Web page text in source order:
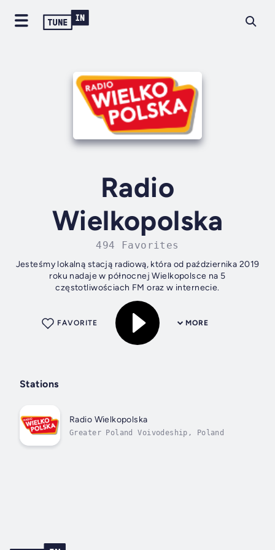
Radio
Wielkopolska
494 Favorites
Jesteśmy lokalną stacją radiową, która od października 2019
roku nadaje w północnej Wielkopolsce na 5
częstotliwościach FM oraz w internecie.
MORE
FAVORITE
Stations
Radio Wielkopolska
Greater Poland Voivodeship, Poland